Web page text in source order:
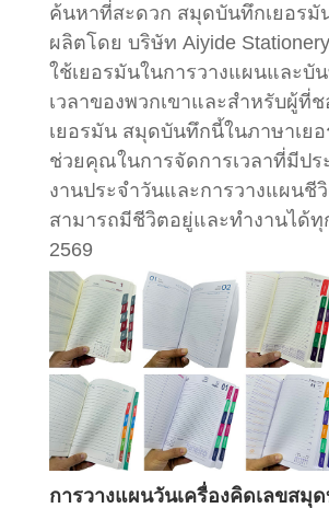
ค้นหาที่สะดวก สมุดบันทึกเยอรมั
ผลิตโดย บริษัท Aiyide
ใช้เยอรมันในการวางแผนและบั
เวลาของพวกเขาและสำหรับผู้ที่
เยอรมัน สมุดบันทึกนี้ในภาษาเย
ช่วยคุณในการจัดการเวลาที่มีปร
งานประจำวันและการวางแผนชี
สามารถมีชีวิตอยู่และทำงานได้ทุ
2569
การวางแผนวันเครื่องคิดเลขสมุ